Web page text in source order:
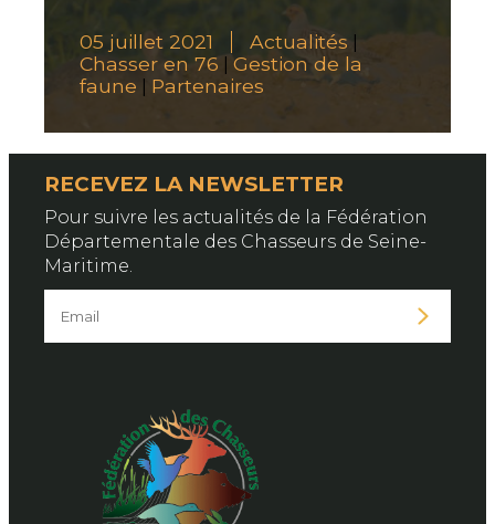
05 juillet 2021 Actualités
Chasser en 76
Gestion de la
faune
Partenaires
RECEVEZ LA NEWSLETTER
Pour suivre les actualités de la Fédération
Départementale des Chasseurs de Seine-
Maritime.